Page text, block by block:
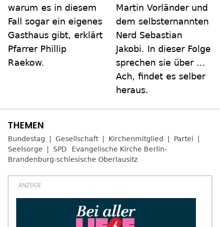
warum es in diesem
Fall sogar ein eigenes
Gasthaus gibt, erklärt
Pfarrer Phillip
Raekow.
Martin Vorländer und
dem selbsternannten
Nerd Sebastian
Jakobi. In dieser Folge
sprechen sie über ...
Ach, findet es selber
heraus.
Bundestag Gesellschaft Kirchenmitglied
Partei
Seelsorge
SPD
Evangelische Kirche Berlin-
Brandenburg-schlesische Oberlausitz